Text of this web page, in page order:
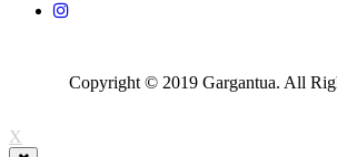
Copyright © 2019 Gargantua. All
X